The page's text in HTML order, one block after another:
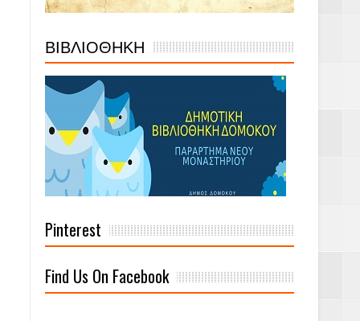
ΒΙΒΛΙΟΘΗΚΗ
Pinterest
Find Us On Facebook